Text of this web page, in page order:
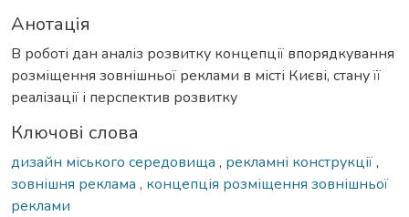
Анотація
В роботі дан аналіз розвитку концепції впорядкування
розміщення зовнішньої реклами в місті Києві, стану її
реалізації і перспектив розвитку
Ключові слова
дизайн міського середовища , рекламні конструкції,
зовнішня реклама , концепція розміщення зовнішньої
реклами